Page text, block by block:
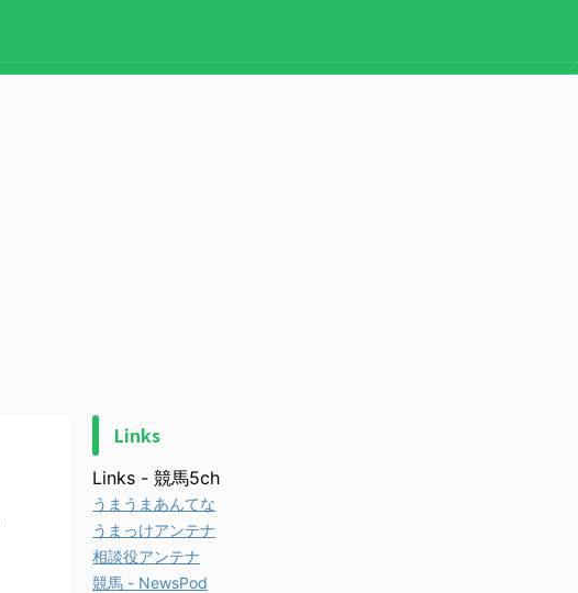
Links
Links - 競馬5ch
うまうまあんてな
うまっけアンテナ
相談役アンテナ
競馬 - NewsPod